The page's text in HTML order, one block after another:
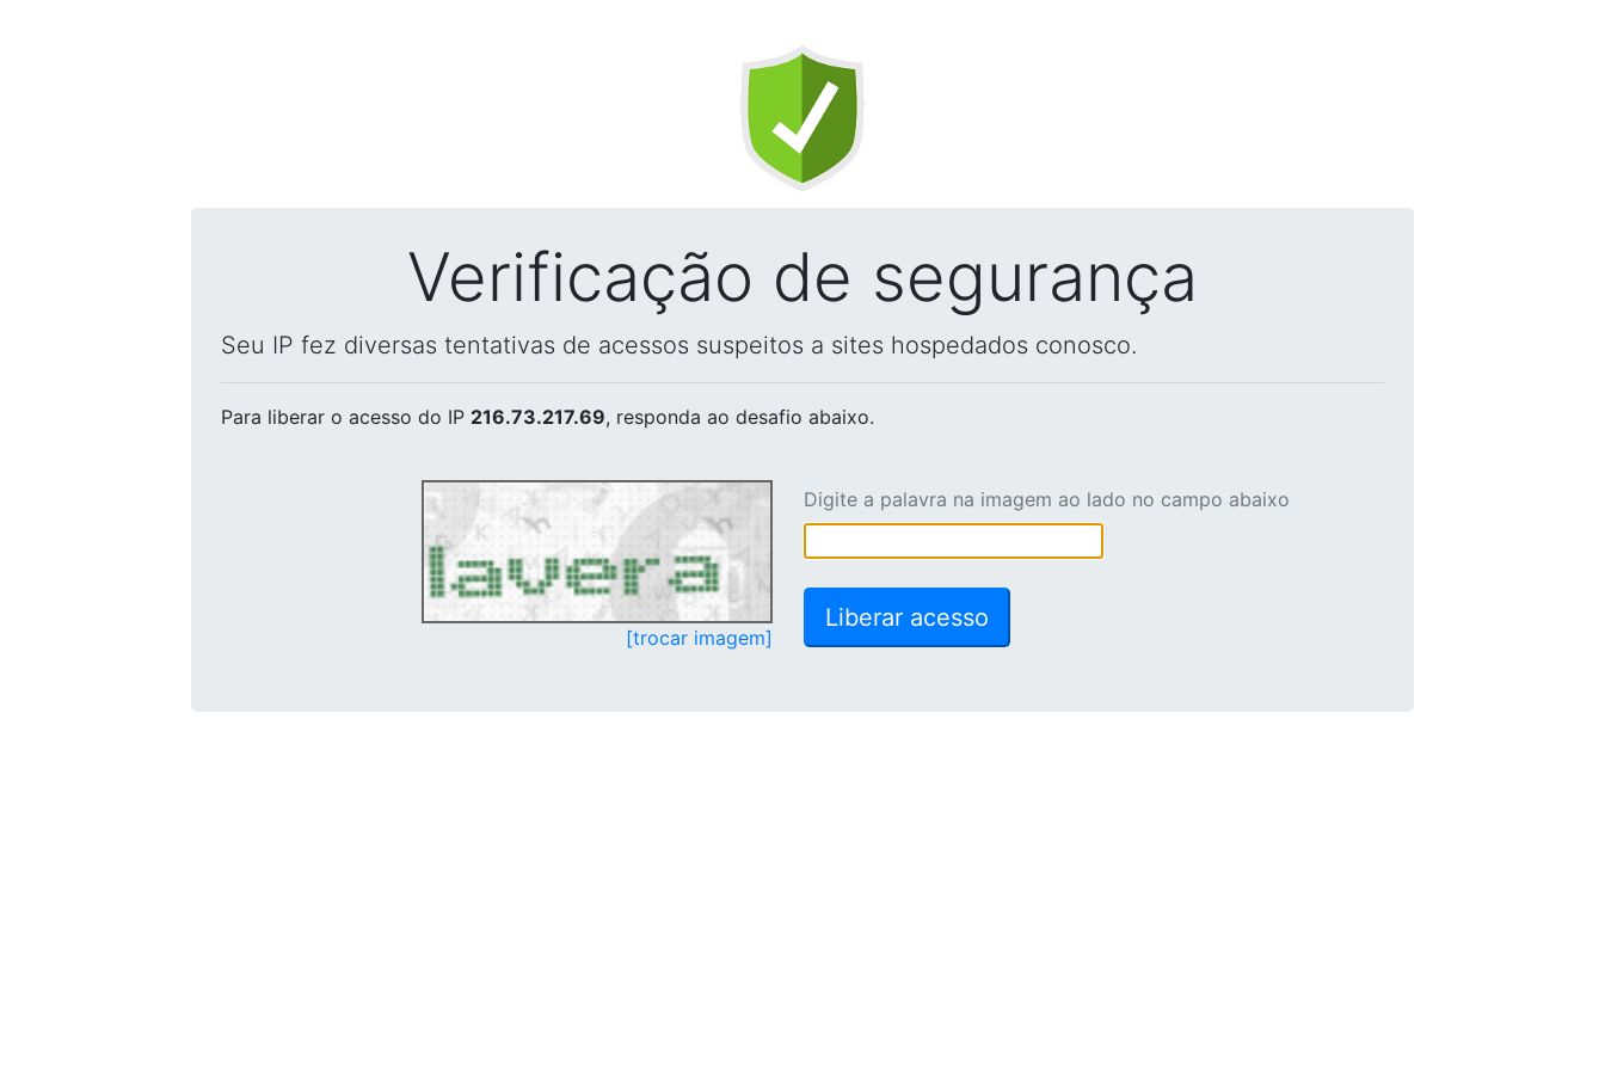
Verificação de segurança
Seu IP fez diversas tentativas de acessos suspeitos a sites hospedados conosco.
Para liberar o acesso do IP 216.73.217.69, responda ao desafio abaixo.
[trocar imagem]
Digite a palavra na imagem ao lado no campo abaixo